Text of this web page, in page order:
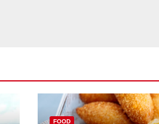
FOOD